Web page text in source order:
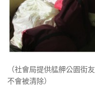
（社會局提供艋舺公園街
不會被清除）